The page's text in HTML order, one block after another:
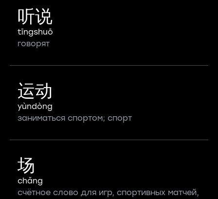
听说
tīngshuō
говорят
运动
yùndòng
заниматься спортом; спорт
场
chǎng
счётное слово для игр, спортивных матчей,